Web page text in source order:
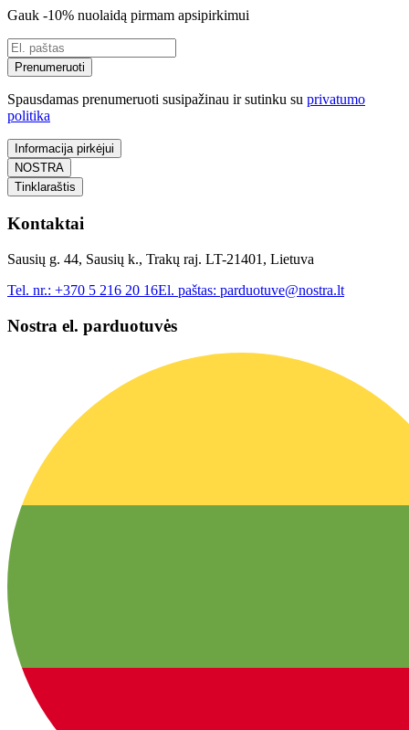
Gauk -10% nuolaidą pirmam apsipirkimui
Prenumeruoti
Spausdamas prenumeruoti susipažinau ir sutinku su privatumo
politika
Informacija pirkėjui
NOSTRA
Tinklaraštis
Kontaktai
Sausių g. 44, Sausių k., Trakų raj. LT-21401, Lietuva
Tel. nr.: +370 5 216 20 16El. paštas: parduotuve@nostra.lt
Nostra el. parduotuvės